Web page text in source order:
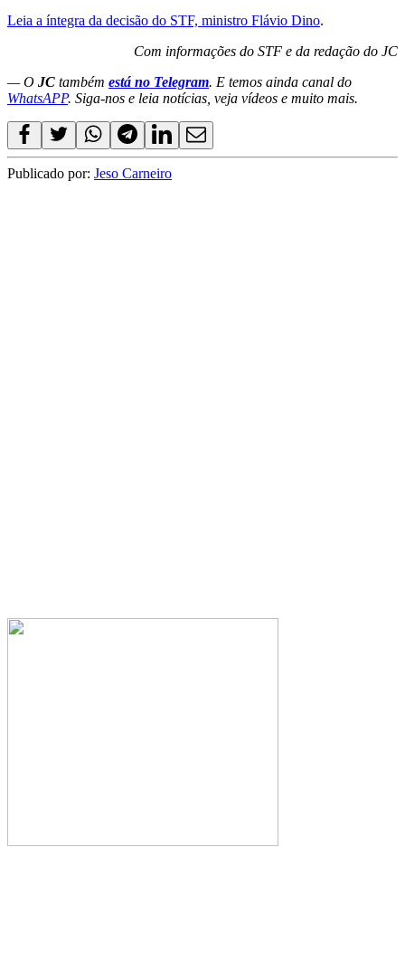
Leia a íntegra da decisão do STF, ministro Flávio Dino.
Com informações do STF e da redação do JC
— O JC também está no Telegram. E temos ainda canal do
WhatsAPP. Siga-nos e leia notícias, veja vídeos e muito mais.
Publicado por: Jeso Carneiro